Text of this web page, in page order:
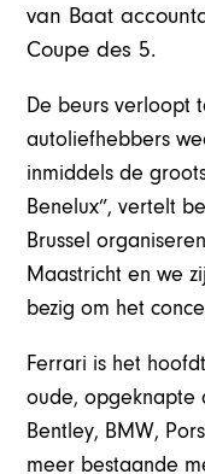
van Baat
Coupe des 5.
De beurs verloopt
autoliefhebbers
inmiddels de
Benelux”, vertelt
Brussel
Maastricht en we
bezig om het
Ferrari is het
oude, opgeknapte
Bentley, BMW,
meer bestaande